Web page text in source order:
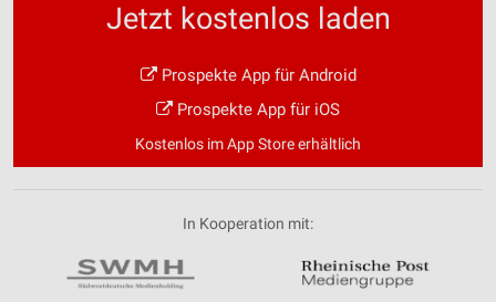
Jetzt kostenlos laden
Prospekte App für Android
Prospekte App für iOS
Kostenlos im App Store erhältlich
In Kooperation mit:
Entwicklung und Verbesserung der Angebote
Verwendung reduzierter Daten zur Auswahl von
Verwendung genauer Standortdaten
Informationen identifizieren
Nicht-IAB-Verarbeitungszwecke: